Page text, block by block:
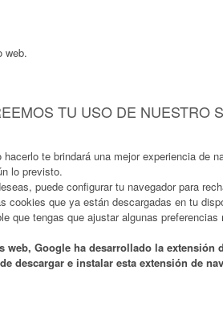
web.
TU USO DE NUESTRO
te brindará una mejor experiencia de
lo previsto.
puede configurar tu navegador para
que ya están descargadas en tu
que tengas que ajustar algunas
Google ha desarrollado la
descargar e instalar esta extensión de